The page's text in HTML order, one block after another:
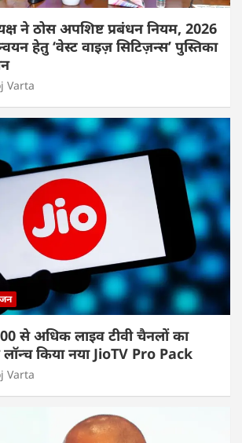
ने ठोस अपशिष्ट प्रबंधन नियम, 2026
हेतु ‘वेस्ट वाइज़ सिटिज़न्स’ पुस्तिका
Varta
से अधिक लाइव टीवी चैनलों का
किया नया JioTV Pro Pack
Varta